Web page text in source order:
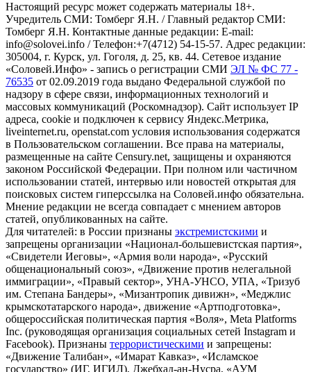
Настоящий ресурс может содержать материалы 18+.
Учредитель СМИ: Томберг Я.Н. / Главный редактор СМИ:
Томберг Я.Н. Контактные данные редакции: E-mail:
info@solovei.info / Телефон:+7(4712) 54-15-57. Адрес редакции:
305004, г. Курск, ул. Гоголя, д. 25, кв. 44. Сетевое издание
«Соловей.Инфо» - запись о регистрации СМИ ЭЛ № ФС 77 -
76535 от 02.09.2019 года выдано Федеральной службой по
надзору в сфере связи, информационных технологий и
массовых коммуникаций (Роскомнадзор). Сайт использует IP
адреса, cookie и подключен к сервису Яндекс.Метрика,
liveinternet.ru, openstat.com условия использования содержатся
в Пользовательском соглашении. Все права на материалы,
размещенные на сайте Censury.net, защищены и охраняются
законом Российской Федерации. При полном или частичном
использовании статей, интервью или новостей открытая для
поисковых систем гиперссылка на Соловей.инфо обязательна.
Мнение редакции не всегда совпадает с мнением авторов
статей, опубликованных на сайте.
Для читателей: в России признаны экстремистскими и
запрещены организации «Национал-большевистская партия»,
«Свидетели Иеговы», «Армия воли народа», «Русский
общенациональный союз», «Движение против нелегальной
иммиграции», «Правый сектор», УНА-УНСО, УПА, «Тризуб
им. Степана Бандеры», «Мизантропик дивижн», «Меджлис
крымскотатарского народа», движение «Артподготовка»,
общероссийская политическая партия «Воля», Meta Platforms
Inc. (руководящая организация социальных сетей Instagram и
Facebook). Признаны террористическими и запрещены:
«Движение Талибан», «Имарат Кавказ», «Исламское
государство» (ИГ, ИГИЛ), Джебхад-ан-Нусра, «АУМ